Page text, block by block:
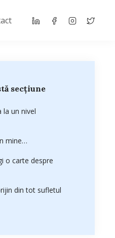
secțiune
la un nivel
mine…
o carte despre
din tot sufletul